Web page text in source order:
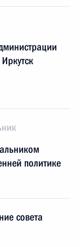
политике
совета